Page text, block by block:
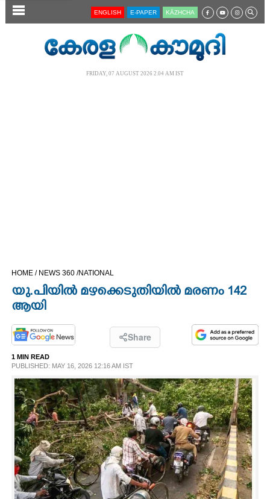
SECTIONS
LIFESTYLE
SPIRITUAL
INFO+
ART
ENGLISH E-PAPER KĀZHCHA
FRIDAY, 07 AUGUST 2026 2.04 AM IST
HOME / NEWS 360 /NATIONAL
യു.പിയിൽ മഴക്കെടുതിയിൽ മരണം 142
ആയി
Share
1 MIN READ
PUBLISHED: MAY 16, 2026 12:16 AM IST